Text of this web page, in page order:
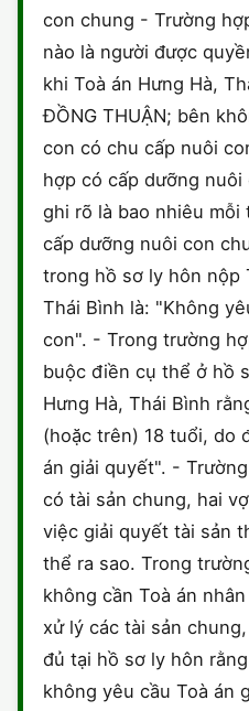
SỞ HỮU TRÍ TUỆ
THUẾ - BẢO HIỂM
HÌNH SỰ
HÔN NHÂN - GIA ĐÌNH
SỞ HỮU TRÍ TUỆ
THỪA KẾ - DI CHÚC
THUẾ VÀ KẾ TOÁN
DOANH NGHIỆP
HỘ KINH DOANH
SỞ HỮU TRÍ TUỆ
LÝ LỊCH TƯ PHÁP
TRÍCH LỤC HỘ TỊCH
CÔNG BỐ SẢN PHẨM
GIẤY PHÉP LAO ĐỘNG
CHỨNG NHẬN HACCP
HỢP ĐỒNG
TỐ TỤNG
KHÁC
con chung - Trường
nào là người được
khi Toà án Hưng Hà,
ĐỒNG THUẬN; bên
con có chu cấp nuôi
hợp có cấp dưỡng
ghi rõ là bao nhiêu mỗi
cấp dưỡng nuôi con
trong hồ sơ ly hôn nộp
Thái Bình là: "Không
con". - Trong trường
buộc điền cụ thể ở hồ
Hưng Hà, Thái Bình
(hoặc trên) 18 tuổi, do
án giải quyết". -
có tài sản chung, hai
việc giải quyết tài sản
thể ra sao. Trong
không cần Toà án
xử lý các tài sản
đủ tại hồ sơ ly hôn
không yêu cầu Toà án